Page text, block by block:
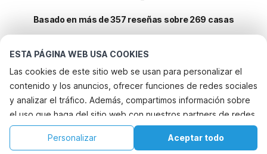
ESTA PÁGINA WEB USA COOKIES
Las cookies de este sitio web se usan para personalizar el
contenido y los anuncios, ofrecer funciones de redes sociales
y analizar el tráfico. Además, compartimos información sobre
el uso que haga del sitio web con nuestros partners de redes
sociales, publicidad y análisis web, quienes pueden
combinarla con otra información que les haya proporcionado
Aceptar todo
Personalizar
Basado en más de 357 reseñas sobre 269 casas
Destinos más populares para vacaciones
Ciudades con los mejores servicios para vacaciones
Vacaciones con perro - Alquileres vacacionales que aceptan
Vacaciones con perro - Alquileres vacacionales que aceptan
Servicios populares para vacaciones en Gaastmeer
Vacaciones con perro - Alquileres vacacionales que aceptan
mascotas
Ciudades populares para vacaciones en Frisia
Inicio Lista de deseos Reservas Cuenta